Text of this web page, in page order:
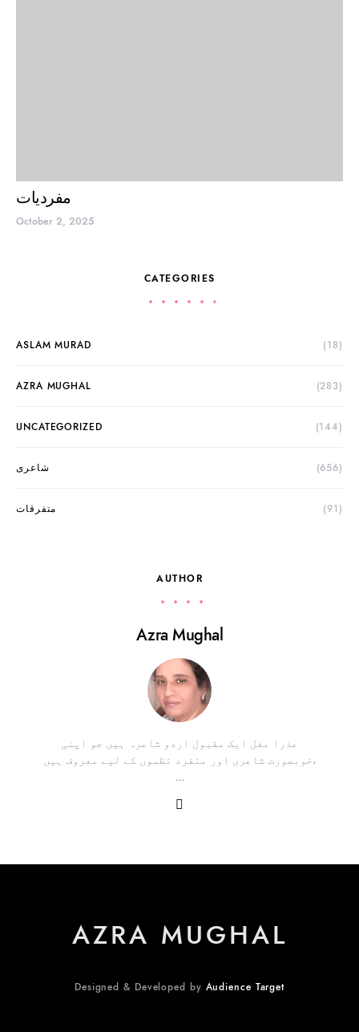
مفردیات
October 2, 2025
CATEGORIES
ASLAM MURAD (18)
AZRA MUGHAL (283)
UNCATEGORIZED (144)
شاعری (656)
متفرقات (91)
AUTHOR
Azra Mughal
عذرا مغل ایک مقبول اردو شاعرہ ہیں جو اپنی
خوبصورت شاعری اور منفرد نظموں کے لیے معروف ہیں،
…
AZRA MUGHAL
Designed & Developed by Audience Target